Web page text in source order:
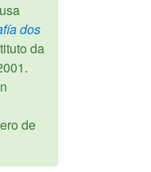
dos
da
.
de